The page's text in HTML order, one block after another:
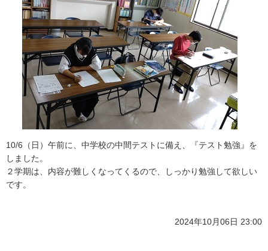
10/6（日）午前に、中学校の中間テストに備え、『テスト勉強』を
しました。
２学期は、内容が難しくなってくるので、しっかり勉強して欲しい
です。
2024年10月06日 23:00